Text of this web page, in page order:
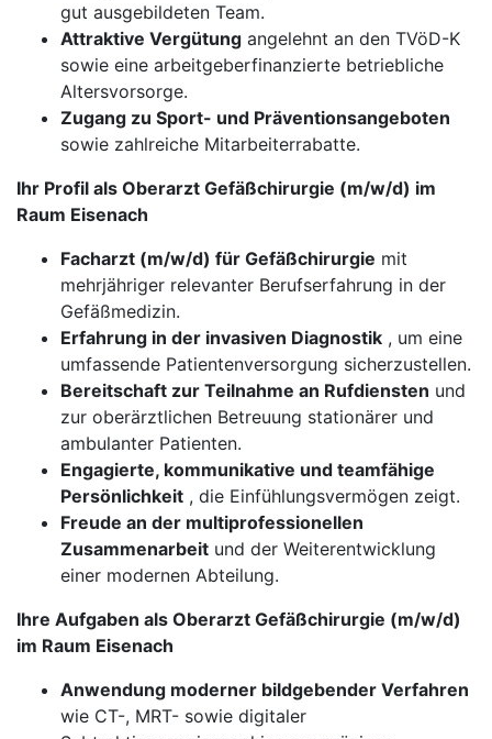
gut ausgebildeten Team.
Attraktive Vergütung angelehnt an den TVöD-K
sowie eine arbeitgeberfinanzierte betriebliche
Altersvorsorge.
Zugang zu Sport- und Präventionsangeboten
sowie zahlreiche Mitarbeiterrabatte.
Ihr Profil als Oberarzt Gefäßchirurgie (m/w/d) im
Raum Eisenach
Facharzt (m/w/d) für Gefäßchirurgie mit
mehrjähriger relevanter Berufserfahrung in der
Gefäßmedizin.
Erfahrung in der invasiven Diagnostik , um eine
umfassende Patientenversorgung sicherzustellen.
Bereitschaft zur Teilnahme an Rufdiensten und
zur oberärztlichen Betreuung stationärer und
ambulanter Patienten.
Engagierte, kommunikative und teamfähige
Persönlichkeit , die Einfühlungsvermögen zeigt.
Freude an der multiprofessionellen
Zusammenarbeit und der Weiterentwicklung
einer modernen Abteilung.
Ihre Aufgaben als Oberarzt Gefäßchirurgie (m/w/d)
im Raum Eisenach
Anwendung moderner bildgebender Verfahren
wie CT-, MRT- sowie digitaler